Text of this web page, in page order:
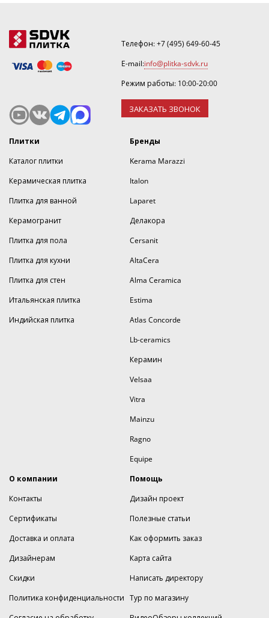
Телефон:+7 (495) 649-60-45
E-mail:info@plitka-sdvk.ru
Режим работы: 10:00-20:00
ЗАКАЗАТЬ ЗВОНОК
Плитки
Каталог плитки
Керамическая плитка
Плитка для ванной
Керамогранит
Плитка для пола
Плитка для кухни
Плитка для стен
Итальянская плитка
Индийская плитка
Бренды
Kerama Marazzi
Italon
Laparet
Делакора
Cersanit
AltaCera
Alma Ceramica
Estima
Atlas Concorde
Lb-ceramics
Керамин
Velsaa
Vitra
Mainzu
Ragno
Equipe
О компании
Контакты
Сертификаты
Доставка и оплата
Дизайнерам
Скидки
Политика конфиденциальности
Помощь
Дизайн проект
Полезные статьи
Как оформить заказ
Карта сайта
Написать директору
Тур по магазину